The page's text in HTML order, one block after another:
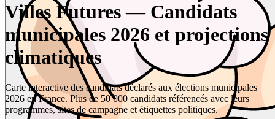
Villes Futures — Candidats
municipales 2026 et projections
climatiques
Carte interactive des candidats déclarés aux élections municipales
2026 en France. Plus de 50 000 candidats référencés avec leurs
programmes, sites de campagne et étiquettes politiques.